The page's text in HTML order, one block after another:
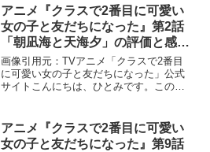
「最後のわがまま」の感想と評価につい
てお伝えいたします。...
アニメ『クラスで2番目に可愛い
女の子と友だちになった』第2話
「朝凪海と天海夕」の評価と感
想！！
画像引用元：TVアニメ「クラスで2番目
に可愛い女の子と友だちになった」公式
サイトこんにちは、ひとみです。この記
海と天海夕」の感想と評価についてお伝
えいたします。この...
アニメ『クラスで2番目に可愛い
女の子と友だちになった』第9話